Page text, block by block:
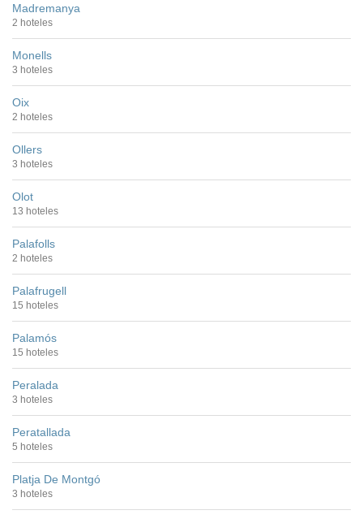
Madremanya
2 hoteles
Monells
3 hoteles
Oix
2 hoteles
Ollers
3 hoteles
Olot
13 hoteles
Palafolls
2 hoteles
Palafrugell
15 hoteles
Palamós
15 hoteles
Peralada
3 hoteles
Peratallada
5 hoteles
Platja De Montgó
3 hoteles